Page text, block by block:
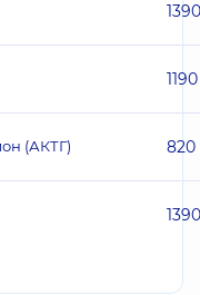
1390
1190
(АКТГ) 820
1390